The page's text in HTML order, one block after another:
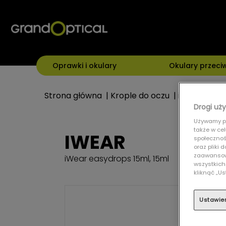
Oprawki i okulary Okulary
Strona główna | Krople do oczu | iWear
IWEAR
iWear easydrops 15ml, 15ml
Drogi
Używamy
także w
oraz pliki
kliknąć